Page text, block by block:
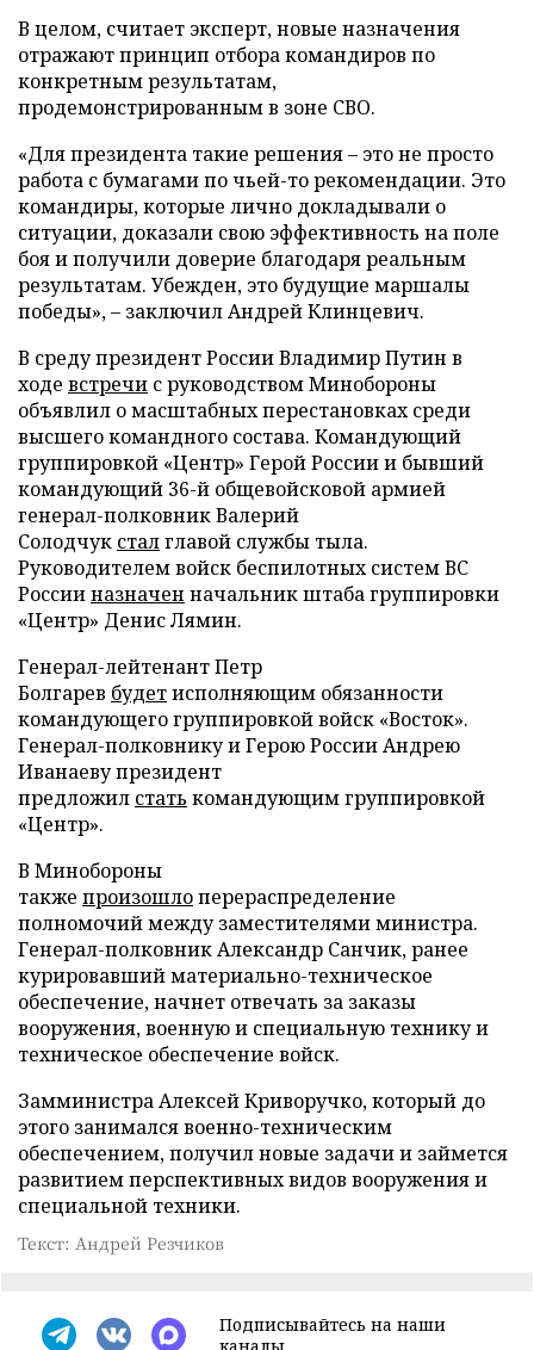
В целом, считает эксперт, новые назначения
отражают принцип отбора командиров по
конкретным результатам,
продемонстрированным в зоне СВО.
«Для президента такие решения – это не просто
работа с бумагами по чьей-то рекомендации. Это
командиры, которые лично докладывали о
ситуации, доказали свою эффективность на поле
боя и получили доверие благодаря реальным
результатам. Убежден, это будущие маршалы
победы», – заключил Андрей Клинцевич.
В среду президент России Владимир Путин в
ходе встречи с руководством Минобороны
объявлил о масштабных перестановках среди
высшего командного состава. Командующий
группировкой «Центр» Герой России и бывший
командующий 36-й общевойсковой армией
генерал-полковник Валерий
Солодчук сталглавой службы тыла.
Руководителем войск беспилотных систем ВС
Россииназначен начальник штаба группировки
«Центр» Денис Лямин.
Генерал-лейтенант Петр
Болгарев будетисполняющим обязанности
командующего группировкой войск «Восток».
Генерал-полковнику и Герою России Андрею
Иванаеву президент
предложил стать командующим группировкой
«Центр».
В Минобороны
также произошлоперераспределение
полномочий между заместителями министра.
Генерал-полковник Александр Санчик, ранее
курировавший материально-техническое
обеспечение, начнет отвечать за заказы
вооружения, военную и специальную технику и
техническое обеспечение войск.
Замминистра Алексей Криворучко, который до
этого занимался военно-техническим
обеспечением, получил новые задачи и займется
развитием перспективных видов вооружения и
специальной техники.
Текст: Андрей Резчиков
Подписывайтесь на наши
каналы